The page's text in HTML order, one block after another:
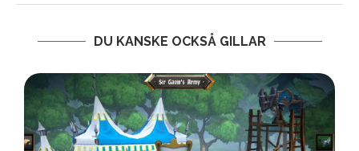
DU KANSKE OCKSÅ GILLAR